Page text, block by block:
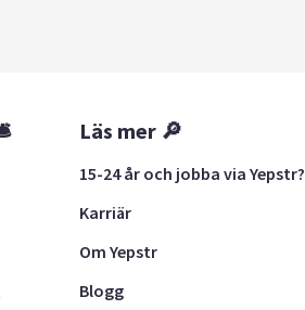
Läs mer 🔎
15-24 år och jobba via Yepstr?
Karriär
Om Yepstr
Blogg